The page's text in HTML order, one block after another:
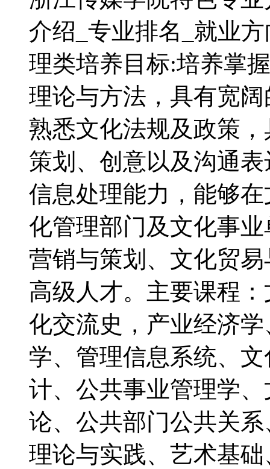
介绍_专业排名_就业
理类培养目标:培养掌
理论与方法，具有宽
熟悉文化法规及政策
策划、创意以及沟通
信息处理能力，能够
化管理部门及文化事
营销与策划、文化贸
高级人才。主要课程
化交流史，产业经济
学、管理信息系统、
计、公共事业管理学
论、公共部门公共关
理论与实践、艺术基